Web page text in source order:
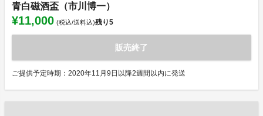
青白磁酒盃（市川博一）
¥11,000 (税込/送料込)残り5
販売終了
ご提供予定時期：2020年11月9日以降2週間以内に発送